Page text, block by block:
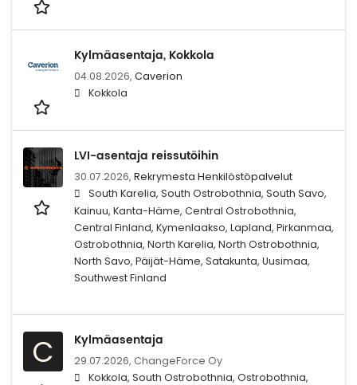
Kylmäasentaja, Kokkola
04.08.2026, Caverion
Kokkola
LVI-asentaja reissutöihin
30.07.2026, Rekrymesta Henkilöstöpalvelut
South Karelia, South Ostrobothnia, South Savo,
Kainuu, Kanta-Häme, Central Ostrobothnia,
Central Finland, Kymenlaakso, Lapland, Pirkanmaa,
Ostrobothnia, North Karelia, North Ostrobothnia,
North Savo, Päijät-Häme, Satakunta, Uusimaa,
Southwest Finland
C Kylmäasentaja
29.07.2026, ChangeForce Oy
Kokkola, South Ostrobothnia, Ostrobothnia,